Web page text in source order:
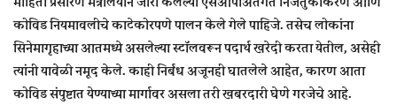
कोविड नियमावलीचे काटेकोरपणे पालन केले गेले पाहिजे. तसेच लोकांना
सिनेमागृहाच्या आतमध्ये असलेल्या स्टॉलवरून पदार्थ खरेदी करता येतील, असेही
त्यांनी यावेळी नमूद केले. काही निर्बंध अजूनही घातलेले आहेत, कारण आता
कोविड संपुष्टात येण्याच्या मार्गावर असला तरी खबरदारी घेणे गरजेचे आहे.